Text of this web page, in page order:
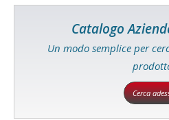
Catalogo
Un modo semplice per
Cerca